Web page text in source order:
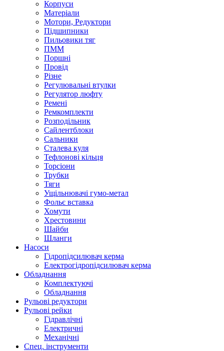
Корпуси
Матеріали
Мотори, Редуктори
Підшипники
Пильовики тяг
ПММ
Поршні
Провід
Різне
Регулювальні втулки
Регулятор люфту
Ремені
Ремкомплекти
Розподільник
Сайлентблоки
Сальники
Сталева куля
Тефлонові кільця
Торсіони
Трубки
Тяги
Ущільнювачі гумо-метал
Фольє вставка
Хомути
Хрестовини
Шайби
Шланги
Насоси
Гідропідсилювач керма
Електрогідропідсилювач керма
Обладнання
Комплектуючі
Обладнання
Рульові редуктори
Рульові рейки
Гідравлічні
Електричні
Механічні
Спец. інструменти